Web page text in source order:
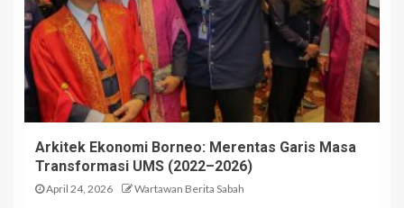
Arkitek Ekonomi Borneo: Merentas Garis Masa
Transformasi UMS (2022–2026)
April 24, 2026 Wartawan Berita Sabah